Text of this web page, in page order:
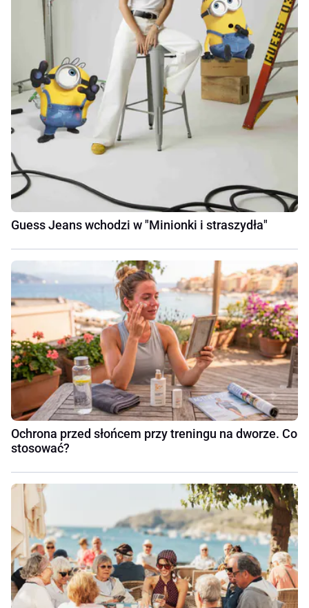
Guess Jeans wchodzi w "Minionki i straszydła"
Ochrona przed słońcem przy treningu na dworze. Co
stosować?